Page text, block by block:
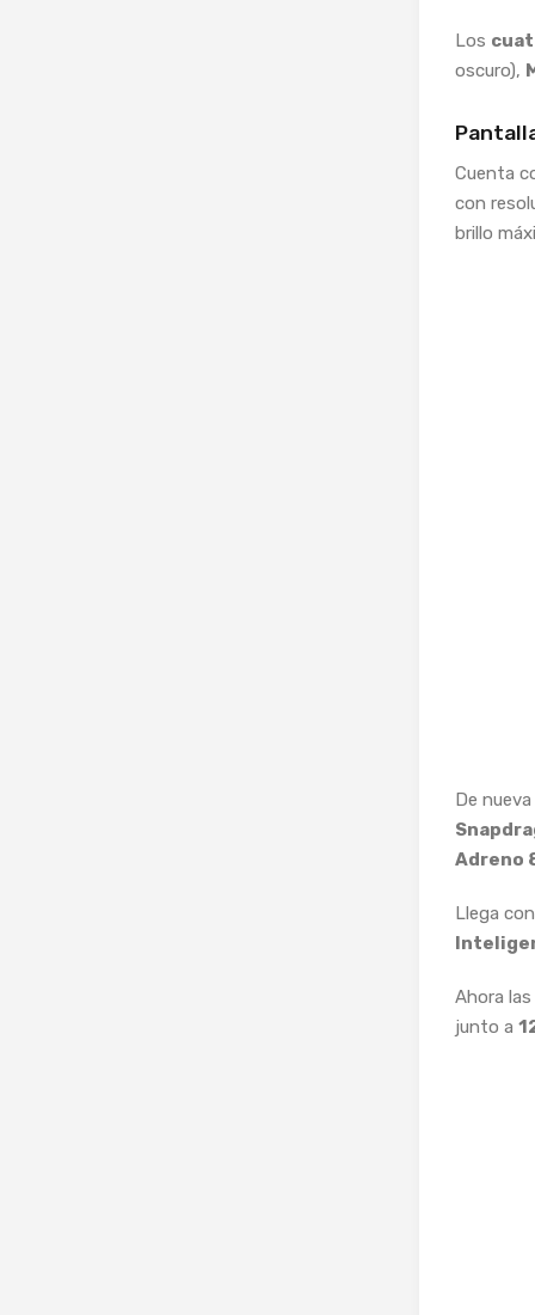
Los
oscuro),
Cuenta
con
brillo
De
Adreno
Llega
Ahora
junto a